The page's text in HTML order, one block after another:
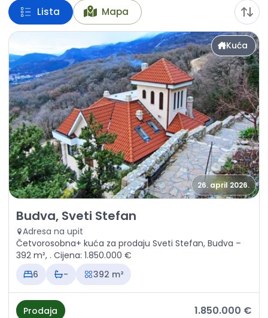
Lista Mapa
Kuća
26. april 2026.
Prodaja - Kuća Budva, Sveti Stefan
Budva, Sveti Stefan
Adresa na upit
Četvorosobna+ kuća za prodaju Sveti Stefan, Budva –
392 m², . Cijena: 1.850.000 €
6
- 392 m²
Prodaja 1.850.000 €